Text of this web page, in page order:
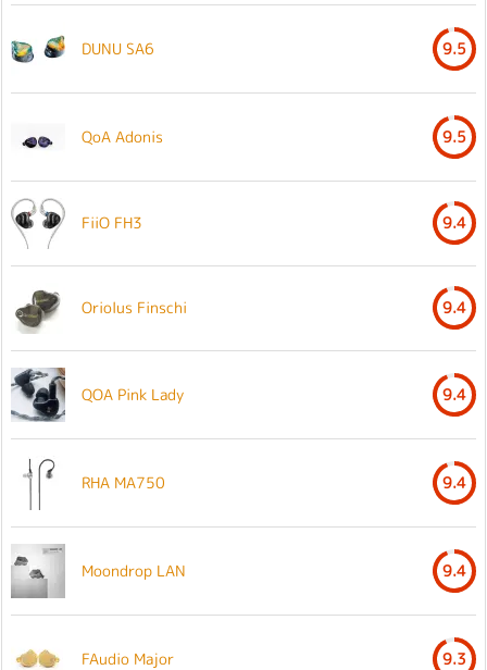
DUNU SA6 9.5
QoA Adonis 9.5
FiiO FH3 9.4
Oriolus Finschi 9.4
QOA Pink Lady 9.4
RHA MA750 9.4
Moondrop LAN 9.4
FAudio Major 9.3